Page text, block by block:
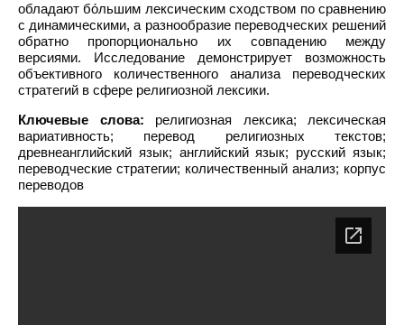
обладают бо́льшим лексическим сходством по сравнению
с динамическими, а разнообразие переводческих решений
обратно пропорционально их совпадению между
версиями. Исследование демонстрирует возможность
объективного количественного анализа переводческих
стратегий в сфере религиозной лексики.
Ключевые слова: религиозная лексика; лексическая
вариативность; перевод религиозных текстов;
древнеанглийский язык; английский язык; русский язык;
переводческие стратегии; количественный анализ; корпус
переводов